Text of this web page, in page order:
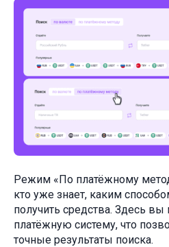
Режим «По платёжному
кто уже знает, каким
получить средства. Здесь вы
платёжную систему, что
точные результаты поиска.